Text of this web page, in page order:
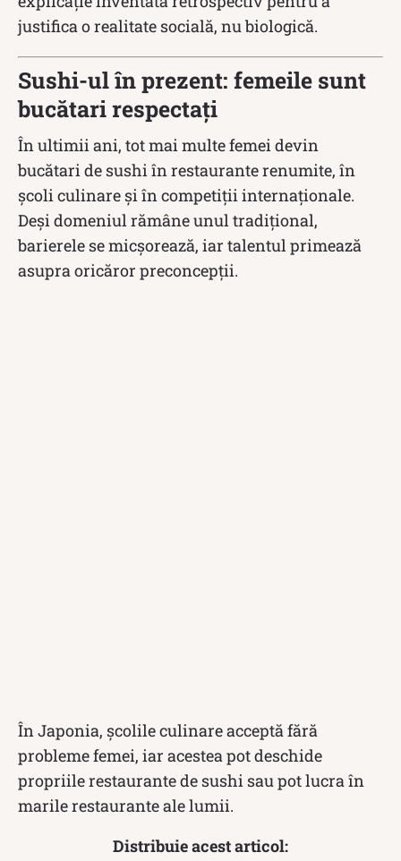
justifica o realitate socială, nu biologică.
Sushi-ul în prezent: femeile sunt
bucătari respectați
În ultimii ani, tot mai multe femei devin
bucătari de sushi în restaurante renumite, în
școli culinare și în competiții internaționale.
Deși domeniul rămâne unul tradițional,
barierele se micșorează, iar talentul primează
asupra oricăror preconcepții.
În Japonia, școlile culinare acceptă fără
probleme femei, iar acestea pot deschide
propriile restaurante de sushi sau pot lucra în
marile restaurante ale lumii.
Distribuie acest articol: